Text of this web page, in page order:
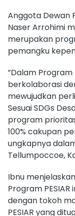
Anggota Dewan
Naser Arrohimi
merupakan
pemangku
”Dalam Program
berkolaborasi
mewujudkan
Sesuai SDGs
program
100% cakupan
ungkapnya
Tellumpoccoe,
Ibnu
Program
dengan tokoh
PESIAR yang